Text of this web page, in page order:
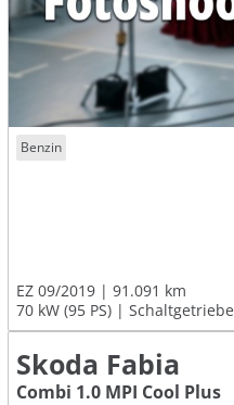
Benzin
EZ 09/2019
91.091 km
70 kW (95 PS)
Schaltgetriebe
Skoda Fabia
Combi 1.0 MPI Cool Plus